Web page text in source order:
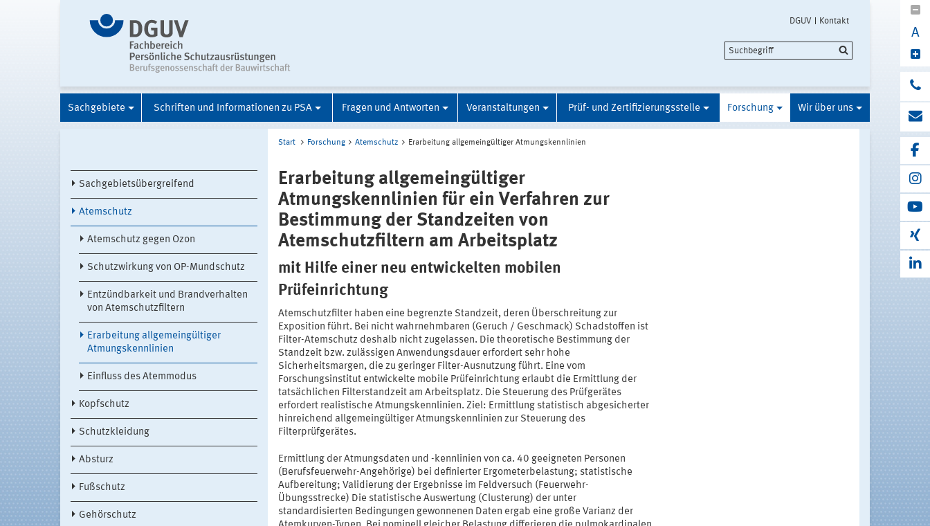
DGUV Kontakt
A
Sachgebiete Schriften und Informationen zu PSA Fragen und Antworten Veranstaltungen Prüf- und Zertifizierungsstelle Forschung Wir über uns
Sachgebietsübergreifend
Atemschutz
Atemschutz gegen Ozon
Schutzwirkung von OP-Mundschutz
Entzündbarkeit und Brandverhalten
von Atemschutzfiltern
Erarbeitung allgemeingültiger
Atmungskennlinien
Einfluss des Atemmodus
Kopfschutz
Schutzkleidung
Absturz
Fußschutz
Gehörschutz
Start Forschung Atemschutz Erarbeitung allgemeingültiger Atmungskennlinien
Erarbeitung allgemeingültiger
Atmungskennlinien für ein Verfahren zur
Bestimmung der Standzeiten von
Atemschutzfiltern am Arbeitsplatz
mit Hilfe einer neu entwickelten mobilen
Prüfeinrichtung
Atemschutzfilter haben eine begrenzte Standzeit, deren Überschreitung zur
Exposition führt. Bei nicht wahrnehmbaren (Geruch / Geschmack) Schadstoffen ist
Filter-Atemschutz deshalb nicht zugelassen. Die theoretische Bestimmung der
Standzeit bzw. zulässigen Anwendungsdauer erfordert sehr hohe
Sicherheitsmargen, die zu geringer Filter-Ausnutzung führt. Eine vom
Forschungsinstitut entwickelte mobile Prüfeinrichtung erlaubt die Ermittlung der
tatsächlichen Filterstandzeit am Arbeitsplatz. Die Steuerung des Prüfgerätes
erfordert realistische Atmungskennlinien. Ziel: Ermittlung statistisch abgesicherter
hinreichend allgemeingültiger Atmungskennlinien zur Steuerung des
Filterprüfgerätes.
Ermittlung der Atmungsdaten und -kennlinien von ca. 40 geeigneten Personen
(Berufsfeuerwehr-Angehörige) bei definierter Ergometerbelastung; statistische
Aufbereitung; Validierung der Ergebnisse im Feldversuch (Feuerwehr-
Übungsstrecke) Die statistische Auswertung (Clusterung) der unter
standardisierten Bedingungen gewonnenen Daten ergab eine große Varianz der